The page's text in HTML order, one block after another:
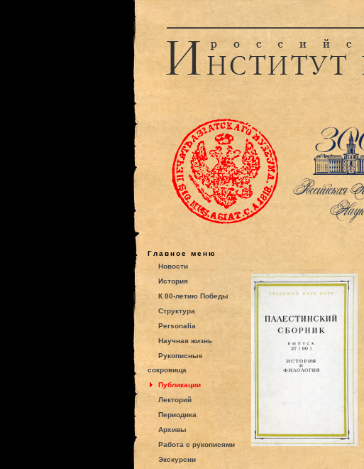
Главное меню
Новости
История
К 80-летию Победы
Структура
Personalia
Научная жизнь
Рукописные
сокровища
Публикации
Лекторий
Периодика
Архивы
Работа с рукописями
Экскурсии